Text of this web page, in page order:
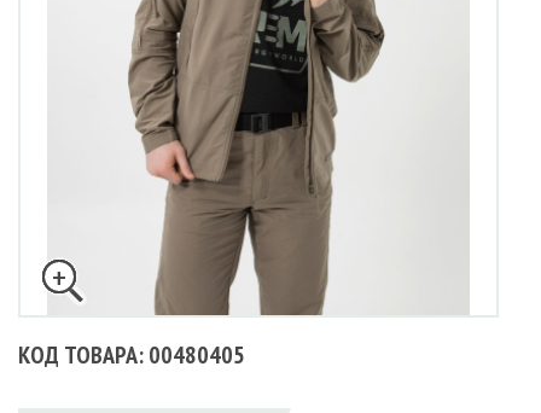
КОД ТОВАРА: 00480405